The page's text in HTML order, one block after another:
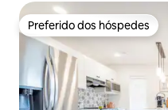
Preferido dos hóspedes
Preferido dos hóspedes